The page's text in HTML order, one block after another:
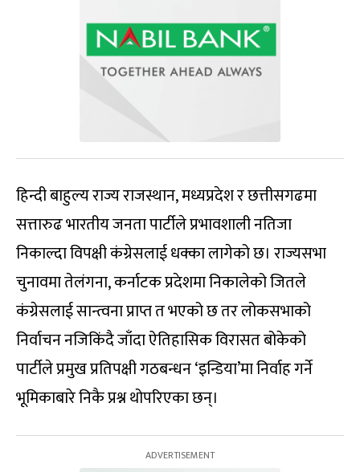
हिन्दी बाहुल्य राज्य राजस्थान, मध्यप्रदेश र छत्तीसगढमा
सत्तारुढ भारतीय जनता पार्टीले प्रभावशाली नतिजा
निकाल्दा विपक्षी कंग्रेसलाई धक्का लागेको छ। राज्यसभा
चुनावमा तेलंगना, कर्नाटक प्रदेशमा निकालेको जितले
कंग्रेसलाई सान्त्वना प्राप्त त भएको छ तर लोकसभाको
निर्वाचन नजिकिंदै जाँदा ऐतिहासिक विरासत बोकेको
पार्टीले प्रमुख प्रतिपक्षी गठबन्धन ‘इन्डिया’मा निर्वाह गर्ने
भूमिकाबारे निकै प्रश्न थोपरिएका छन्।